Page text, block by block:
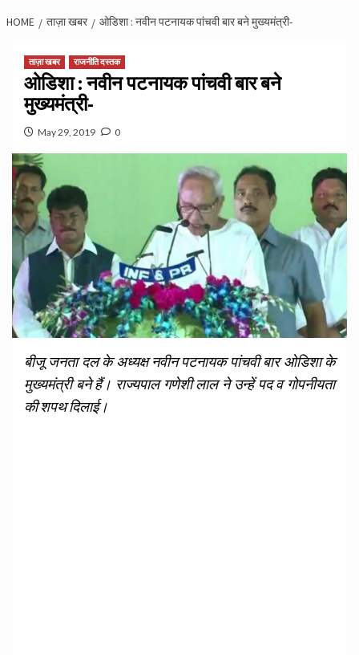
HOME ताज़ा खबर ओडिशा : नवीन पटनायक पांचवी बार बने मुख्यमंत्री-
ताज़ा खबर राजनीति दस्तक
ओडिशा : नवीन पटनायक पांचवी बार बने
मुख्यमंत्री-
May 29, 2019 0
बीजू जनता दल के अध्यक्ष नवीन पटनायक पांचवी बार ओडिशा के
मुख्यमंत्री बने हैं। राज्यपाल गणेशी लाल ने उन्हें पद व गोपनीयता
की शपथ दिलाई।